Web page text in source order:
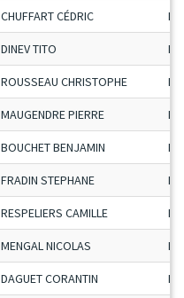
CHUFFART CÉDRIC
DINEV TITO
ROUSSEAU CHRISTOPHE
MAUGENDRE PIERRE
BOUCHET BENJAMIN
FRADIN STEPHANE
RESPELIERS CAMILLE
MENGAL NICOLAS
DAGUET CORANTIN